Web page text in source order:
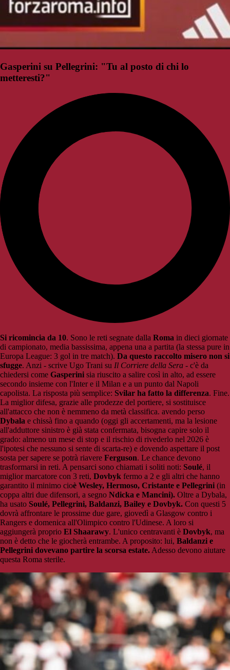
Gasperini su Pellegrini: "Tu al posto di chi lo
metteresti?"
Si ricomincia da 10. Sono le reti segnate dalla Roma in dieci giornate
di campionato, media bassissima, appena una a partita (la stessa pure in
Europa League: 3 gol in tre match). Da questo raccolto misero non si
sfugge. Anzi - scrive Ugo Trani su Il Corriere della Sera - c'è da
chiedersi come Gasperini sia riuscito a salire così in alto, ad essere
secondo insieme con l'Inter e il Milan e a un punto dal Napoli
capolista. La risposta più semplice: Svilar ha fatto la differenza. Fine.
La miglior difesa, grazie alle prodezze del portiere, si sostituisce
all'attacco che non è nemmeno da metà classifica. avendo perso
Dybala e chissà fino a quando (oggi gli accertamenti, ma la lesione
all'adduttore sinistro è già stata confermata, bisogna capire solo il
grado: almeno un mese di stop e il rischio di rivederlo nel 2026 è
l'ipotesi che nessuno si sente di scarta-re) e dovendo aspettare il post
sosta per sapere se potrà riavere Ferguson. Le chance devono
trasformarsi in reti. A pensarci sono chiamati i soliti noti: Soulé, il
miglior marcatore con 3 reti, Dovbyk fermo a 2 e gli altri che hanno
garantito il minimo cioè Wesley, Hermoso, Cristante e Pellegrini (in
coppa altri due difensori, a segno Ndicka e Mancini). Oltre a Dybala,
ha usato Soulé, Pellegrini, Baldanzi, Bailey e Dovbyk. Con questi 5
dovrà affrontare le prossime due gare, giovedì a Glasgow contro i
Rangers e domenica all'Olimpico contro l'Udinese. A loro si
aggiungerà proprio El Shaarawy. L'unico centravanti è Dovbyk, ma
non è detto che le giocherà entrambe. A proposito: lui, Baldanzi e
Pellegrini dovevano partire la scorsa estate.Adesso devono aiutare
questa Roma sterile.